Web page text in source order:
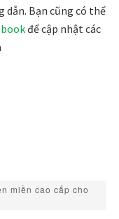
dẫn. Bạn cũng có thể
để cập nhật các
miền cao cấp cho